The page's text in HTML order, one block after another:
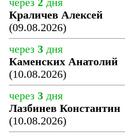
через 2 дня
Краличев Алексей
(09.08.2026)
через 3 дня
Каменских Анатолий
(10.08.2026)
через 3 дня
Лазбинев Константин
(10.08.2026)